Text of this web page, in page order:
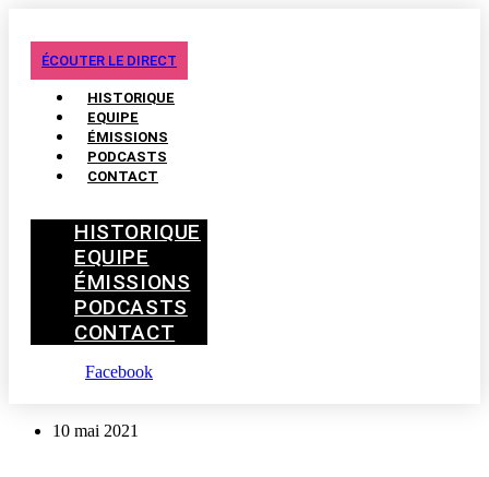
ÉCOUTER LE DIRECT
HISTORIQUE
EQUIPE
ÉMISSIONS
PODCASTS
CONTACT
HISTORIQUE
EQUIPE
ÉMISSIONS
PODCASTS
CONTACT
Facebook
10 mai 2021